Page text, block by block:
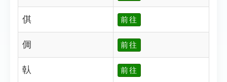
倛 前往
倜 前往
倝 前往